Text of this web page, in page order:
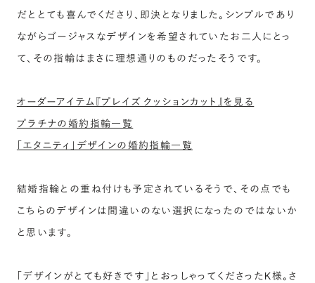
だととても喜んでくださり、即決となりました。シンプルであり
ながらゴージャスなデザインを希望されていたお二人にとっ
て、その指輪はまさに理想通りのものだったそうです。
オーダーアイテム『プレイズ クッションカット』を見る
プラチナの婚約指輪一覧
「エタニティ」デザインの婚約指輪一覧
結婚指輪との重ね付けも予定されているそうで、その点でも
こちらのデザインは間違いのない選択になったのではないか
と思います。
「デザインがとても好きです」とおっしゃってくださったK様。さ